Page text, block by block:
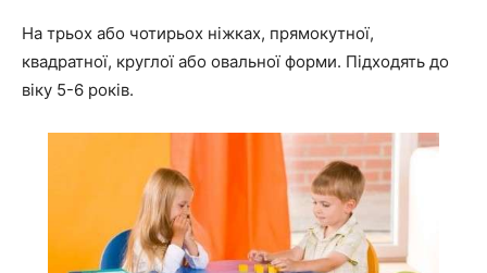
На трьох або чотирьох ніжках, прямокутної,
квадратної, круглої або овальної форми. Підходять до
віку 5-6 років.